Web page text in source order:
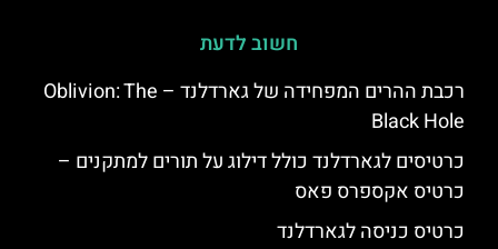
חשוב לדעת
רכבת ההרים המפחידה של גארדלנד – Oblivion: The
Black Hole
כרטיסים לגארדלנד כולל דילוג על תורים למתקנים –
כרטיס אקספרס פאס
כרטיס כניסה לגארדלנד